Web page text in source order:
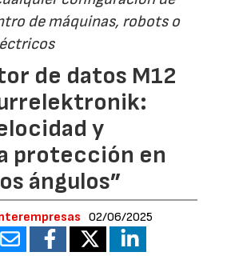
de máquinas, robots o
de datos M12
y
protección en
ángulos”
02/06/2025